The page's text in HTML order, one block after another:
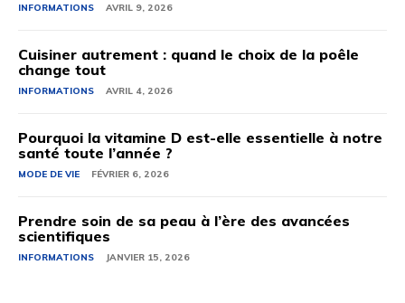
INFORMATIONS AVRIL 9, 2026
Cuisiner autrement : quand le choix de la poêle
change tout
INFORMATIONS AVRIL 4, 2026
Pourquoi la vitamine D est-elle essentielle à notre
santé toute l’année ?
MODE DE VIE FÉVRIER 6, 2026
Prendre soin de sa peau à l’ère des avancées
scientifiques
INFORMATIONS JANVIER 15, 2026